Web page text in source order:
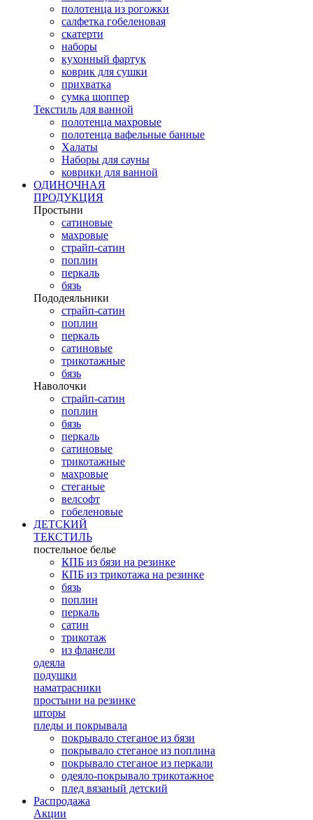
полотенца из рогожки
салфетка гобеленовая
скатерти
наборы
кухонный фартук
коврик для сушки
прихватка
cумка шоппер
Текстиль для ванной
полотенца махровые
полотенца вафельные банные
Халаты
Наборы для сауны
коврики для ванной
ОДИНОЧНАЯ
ПРОДУКЦИЯ
Простыни
сатиновые
махровые
страйп-сатин
поплин
перкаль
бязь
Пододеяльники
страйп-сатин
поплин
перкаль
сатиновые
трикотажные
бязь
Наволочки
страйп-сатин
поплин
бязь
перкаль
сатиновые
трикотажные
махровые
стеганые
велсофт
гобеленовые
ДЕТСКИЙ
ТЕКСТИЛЬ
постельное белье
КПБ из бязи на резинке
КПБ из трикотажа на резинке
бязь
поплин
перкаль
сатин
трикотаж
из фланели
одеяла
подушки
наматрасники
простыни на резинке
шторы
пледы и покрывала
покрывало стеганое из бязи
покрывало стеганое из поплина
покрывало стеганое из перкали
одеяло-покрывало трикотажное
плед вязаный детский
Распродажа
Акции